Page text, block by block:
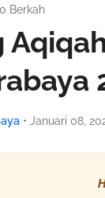
Berkah
• Januari 08,